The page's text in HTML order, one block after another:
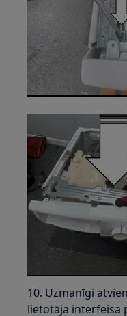
10. Uzmanīgi
lietotāja interfeisa